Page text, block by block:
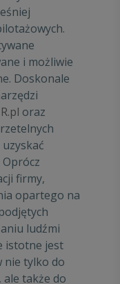
i możliwie
Doskonale
oraz
firmy,
opartego na
ludźmi
istotne jest
nie tylko do
także do